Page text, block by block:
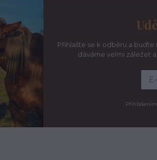
Přihlašte se k odběru a
dáváme velmi záležet